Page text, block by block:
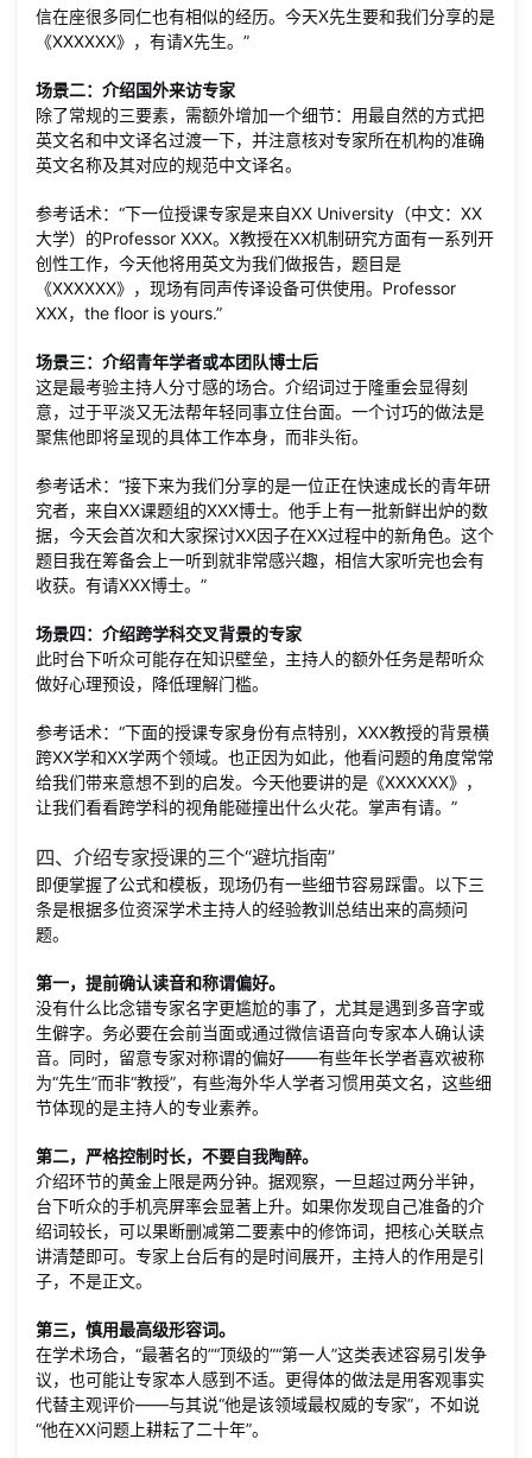
信在座很多同仁也有相似的经历。今天X先生要和我们分享的是
《XXXXXX》，有请X先生。”
场景二：介绍国外来访专家
除了常规的三要素，需额外增加一个细节：用最自然的方式把
英文名和中文译名过渡一下，并注意核对专家所在机构的准确
英文名称及其对应的规范中文译名。
参考话术：“下一位授课专家是来自XX University（中文：XX
大学）的Professor XXX。X教授在XX机制研究方面有一系列开
创性工作，今天他将用英文为我们做报告，题目是
《XXXXXX》，现场有同声传译设备可供使用。Professor
XXX，the floor is yours.”
场景三：介绍青年学者或本团队博士后
这是最考验主持人分寸感的场合。介绍词过于隆重会显得刻
意，过于平淡又无法帮年轻同事立住台面。一个讨巧的做法是
聚焦他即将呈现的具体工作本身，而非头衔。
参考话术：“接下来为我们分享的是一位正在快速成长的青年研
究者，来自XX课题组的XXX博士。他手上有一批新鲜出炉的数
据，今天会首次和大家探讨XX因子在XX过程中的新角色。这个
题目我在筹备会上一听到就非常感兴趣，相信大家听完也会有
收获。有请XXX博士。”
场景四：介绍跨学科交叉背景的专家
此时台下听众可能存在知识壁垒，主持人的额外任务是帮听众
做好心理预设，降低理解门槛。
参考话术：“下面的授课专家身份有点特别，XXX教授的背景横
跨XX学和XX学两个领域。也正因为如此，他看问题的角度常常
给我们带来意想不到的启发。今天他要讲的是《XXXXXX》，
让我们看看跨学科的视角能碰撞出什么火花。掌声有请。”
四、介绍专家授课的三个“避坑指南”
即便掌握了公式和模板，现场仍有一些细节容易踩雷。以下三
条是根据多位资深学术主持人的经验教训总结出来的高频问
题。
第一，提前确认读音和称谓偏好。
没有什么比念错专家名字更尴尬的事了，尤其是遇到多音字或
生僻字。务必要在会前当面或通过微信语音向专家本人确认读
音。同时，留意专家对称谓的偏好——有些年长学者喜欢被称
为“先生”而非“教授”，有些海外华人学者习惯用英文名，这些细
节体现的是主持人的专业素养。
第二，严格控制时长，不要自我陶醉。
介绍环节的黄金上限是两分钟。据观察，一旦超过两分半钟，
台下听众的手机亮屏率会显著上升。如果你发现自己准备的介
绍词较长，可以果断删减第二要素中的修饰词，把核心关联点
讲清楚即可。专家上台后有的是时间展开，主持人的作用是引
子，不是正文。
第三，慎用最高级形容词。
在学术场合，“最著名的”“顶级的”“第一人”这类表述容易引发争
议，也可能让专家本人感到不适。更得体的做法是用客观事实
代替主观评价——与其说“他是该领域最权威的专家”，不如说
“他在XX问题上耕耘了二十年”。